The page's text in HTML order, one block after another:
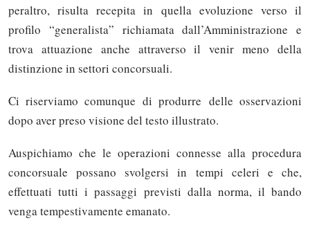
peraltro, risulta recepita in quella evoluzione verso il
profilo “generalista” richiamata dall’Amministrazione e
trova attuazione anche attraverso il venir meno della
distinzione in settori concorsuali.
Ci riserviamo comunque di produrre delle osservazioni
dopo aver preso visione del testo illustrato.
Auspichiamo che le operazioni connesse alla procedura
concorsuale possano svolgersi in tempi celeri e che,
effettuati tutti i passaggi previsti dalla norma, il bando
venga tempestivamente emanato.
Solo gli utenti registrati possono